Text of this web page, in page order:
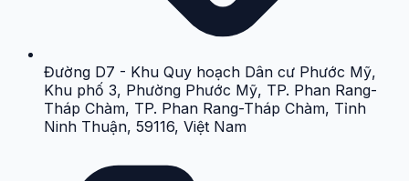
Đường D7 - Khu Quy hoạch Dân cư Phước Mỹ,
Khu phố 3, Phường Phước Mỹ, TP. Phan Rang-
Tháp Chàm, TP. Phan Rang-Tháp Chàm, Tỉnh
Ninh Thuận, 59116, Việt Nam